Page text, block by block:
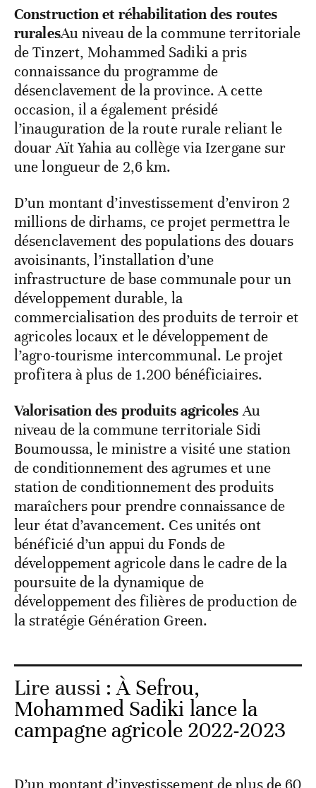
Construction et réhabilitation des routes
ruralesAu niveau de la commune territoriale
de Tinzert, Mohammed Sadiki a pris
connaissance du programme de
désenclavement de la province. A cette
occasion, il a également présidé
l’inauguration de la route rurale reliant le
douar Aït Yahia au collège via Izergane sur
une longueur de 2,6 km.
D’un montant d’investissement d’environ 2
millions de dirhams, ce projet permettra le
désenclavement des populations des douars
avoisinants, l’installation d’une
infrastructure de base communale pour un
développement durable, la
commercialisation des produits de terroir et
agricoles locaux et le développement de
l’agro-tourisme intercommunal. Le projet
profitera à plus de 1.200 bénéficiaires.
Valorisation des produits agricolesAu
niveau de la commune territoriale Sidi
Boumoussa, le ministre a visité une station
de conditionnement des agrumes et une
station de conditionnement des produits
maraîchers pour prendre connaissance de
leur état d’avancement. Ces unités ont
bénéficié d’un appui du Fonds de
développement agricole dans le cadre de la
poursuite de la dynamique de
développement des filières de production de
la stratégie Génération Green.
Lire aussi :À Sefrou,
Mohammed Sadiki lance la
campagne agricole 2022-2023
D’un montant d’investissement de plus de 60